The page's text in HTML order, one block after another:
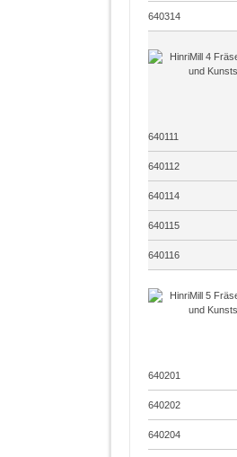
640314
640111
640112
640114
640115
640116
640201
640202
640204